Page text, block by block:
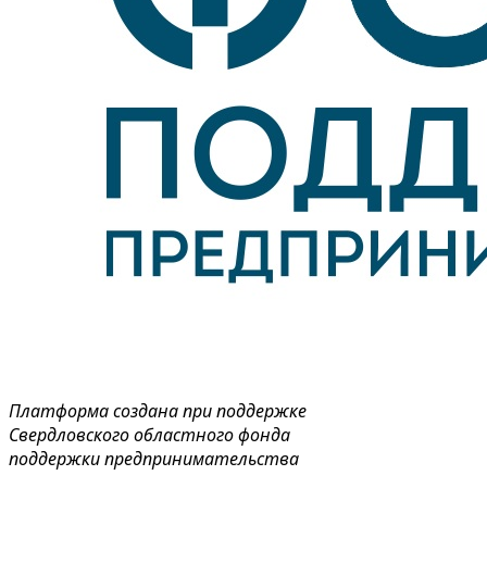
Платформа создана при поддержке
Свердловского областного фонда
поддержки предпринимательства